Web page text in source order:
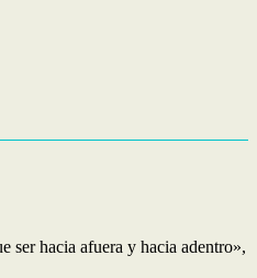
ser hacia afuera y hacia adentro»,